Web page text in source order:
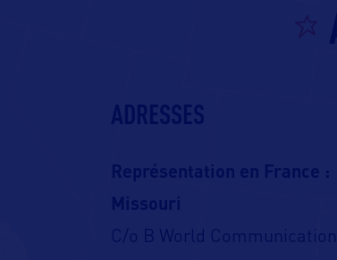
ADRESSES
Représentation en France :
C/o B World Communication